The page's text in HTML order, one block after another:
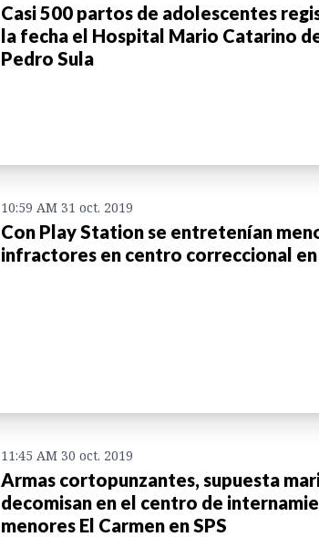
Casi 500 partos de adolescentes
la fecha el Hospital Mario Catarino
Pedro Sula
10:59 AM 31 oct. 2019
Con Play Station se entretenían
infractores en centro correccional en
11:45 AM 30 oct. 2019
Armas cortopunzantes, supuesta
decomisan en el centro de
menores El Carmen en SPS